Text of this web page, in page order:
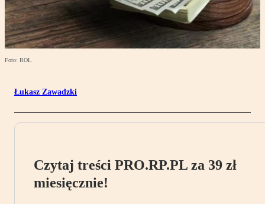
Foto: ROL
Łukasz Zawadzki
Czytaj treści PRO.RP.PL za 39 zł
miesięcznie!